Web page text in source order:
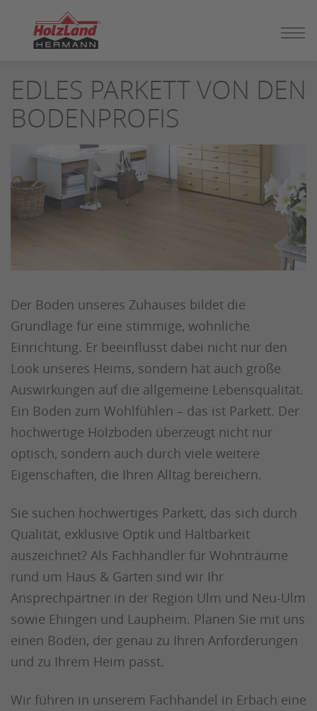
SEITENINHALT
SPRINGEN
EDLES PARKETT VON DEN
BODENPROFIS
Der Boden unseres Zuhauses bildet die
Grundlage für eine stimmige, wohnliche
Einrichtung. Er beeinflusst dabei nicht nur den
Look unseres Heims, sondern hat auch große
Auswirkungen auf die allgemeine Lebensqualität.
Ein Boden zum Wohlfühlen – das ist Parkett. Der
hochwertige Holzboden überzeugt nicht nur
optisch, sondern auch durch viele weitere
Eigenschaften, die Ihren Alltag bereichern.
Sie suchen hochwertiges Parkett, das sich durch
Qualität, exklusive Optik und Haltbarkeit
auszeichnet? Als Fachhändler für Wohnträume
rund um Haus & Garten sind wir Ihr
Ansprechpartner in der Region Ulm und Neu-Ulm
sowie Ehingen und Laupheim. Planen Sie mit uns
einen Boden, der genau zu Ihren Anforderungen
und zu Ihrem Heim passt.
Wir führen in unserem Fachhandel in Erbach eine